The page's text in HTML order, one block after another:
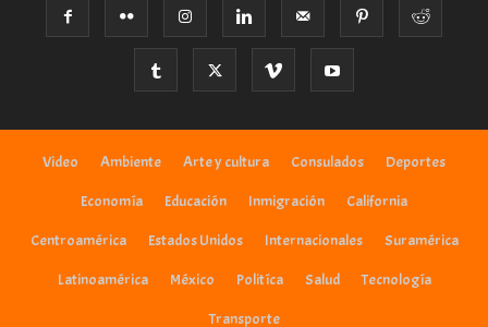
Video Ambiente Arte y cultura Consulados Deportes
Economía Educación Inmigración California
Centroamérica Estados Unidos Internacionales Suramérica
Latinoamérica México Politíca Salud Tecnología
Transporte